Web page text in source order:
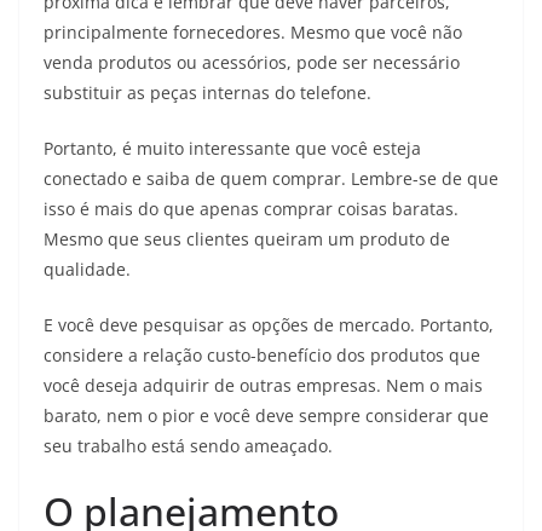
principalmente fornecedores. Mesmo que você não
venda produtos ou acessórios, pode ser necessário
substituir as peças internas do telefone.
Portanto, é muito interessante que você esteja
conectado e saiba de quem comprar. Lembre-se de que
isso é mais do que apenas comprar coisas baratas.
Mesmo que seus clientes queiram um produto de
qualidade.
E você deve pesquisar as opções de mercado. Portanto,
considere a relação custo-benefício dos produtos que
você deseja adquirir de outras empresas. Nem o mais
barato, nem o pior e você deve sempre considerar que
seu trabalho está sendo ameaçado.
O planejamento